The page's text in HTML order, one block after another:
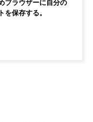
ブラウザーに自分の
保存する。